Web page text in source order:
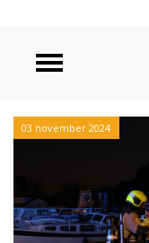
03 november 2024